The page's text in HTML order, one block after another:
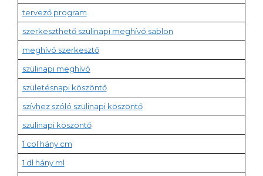
tervező program
szerkeszthető szülinapi meghívó sablon
meghívó szerkesztő
szülinapi meghívó
születésnapi köszöntő
szívhez szóló szülinapi köszöntő
szülinapi köszöntő
1 col hány cm
1 dl hány ml